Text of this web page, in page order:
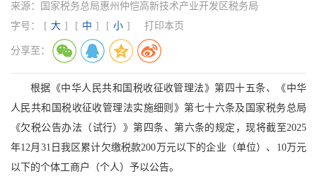
来源：
国家税务总局惠州仲恺高新技术产业开发区税务局
字号：
[ 大 ] [ 中 ] [ 小 ] 打印本页
分享至：
根据《中华人民共和国税收征收管理法》第四十五条、《中华
人民共和国税收征收管理法实施细则》第七十六条及国家税务总局
《欠税公告办法（试行）》第四条、第六条的规定，现将截至2025
年12月31日我区累计欠缴税款200万元以下的企业（单位）、10万元
以下的个体工商户（个人）予以公告。